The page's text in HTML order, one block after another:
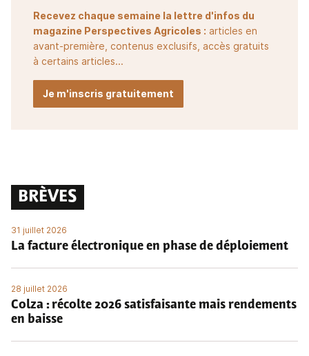
Recevez chaque semaine la lettre d'infos du
magazine Perspectives Agricoles : articles en
avant-première, contenus exclusifs, accès gratuits
à certains articles...
Je m'inscris gratuitement
BRÈVES
31 juillet 2026
La facture électronique en phase de déploiement
28 juillet 2026
Colza : récolte 2026 satisfaisante mais rendements
en baisse